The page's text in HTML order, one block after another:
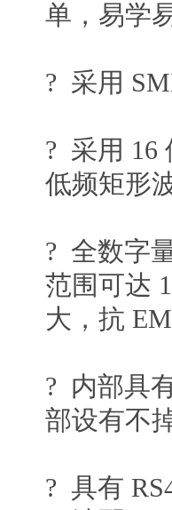
单，易学
? 采用
? 采用 16
低频矩形
? 全数字
范围可达
大，抗
? 内部具
部设有不
? 具有